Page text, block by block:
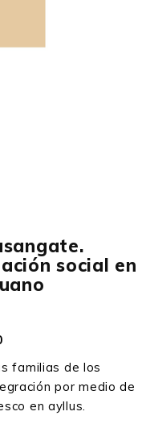
social en
familias de los
por medio de
en ayllus.